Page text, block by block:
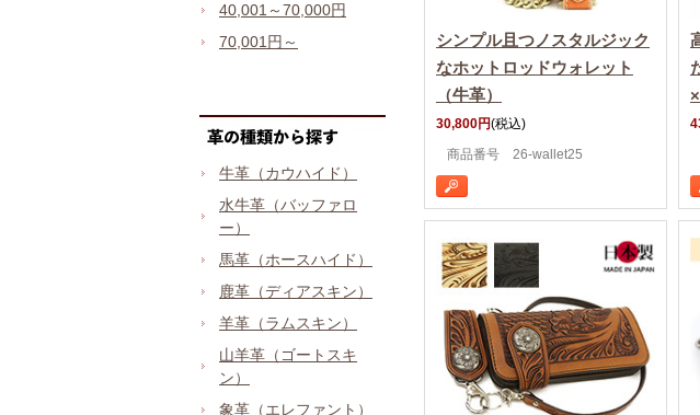
40,001～70,000円
70,001円～
牛革（カウハイド）
水牛革（バッファロ
ー）
馬革（ホースハイド）
鹿革（ディアスキン）
羊革（ラムスキン）
山羊革（ゴートスキ
ン）
象革（エレファント）
シンプル且つノスタルジック
なホットロッドウォレット
（牛革）
30,800円(税込)
商品番号 26-wallet25